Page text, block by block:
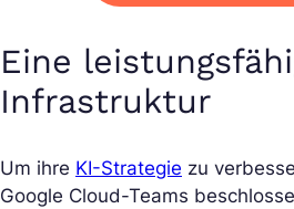
Eine
Infrastruktur
Um ihre KI-Strategie zu
Google Cloud-Teams